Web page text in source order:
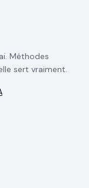
Méthodes
sert vraiment.